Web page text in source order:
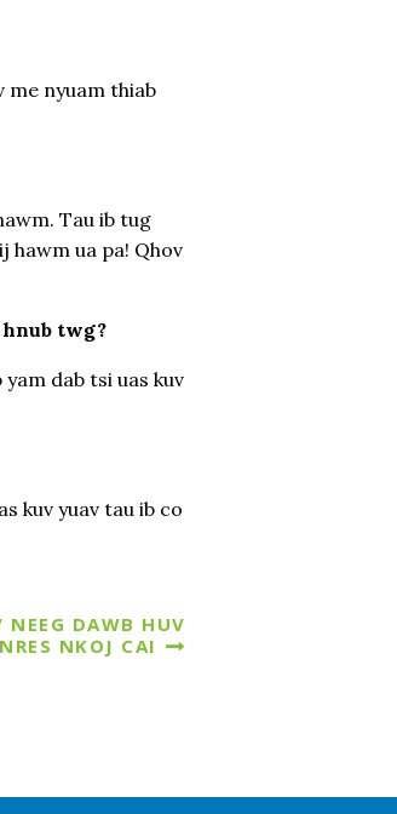
me nyuam thiab
Tau ib tug
hawm ua pa! Qhov
twg?
dab tsi uas kuv
kuv yuav tau ib co
DAWB HUV
NKOJ CAI